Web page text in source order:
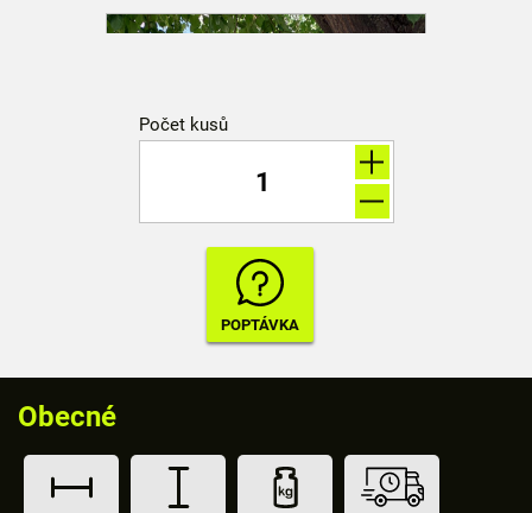
Počet kusů
Obecné